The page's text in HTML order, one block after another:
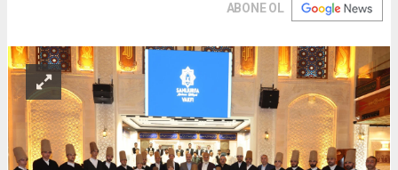
ABONE OL